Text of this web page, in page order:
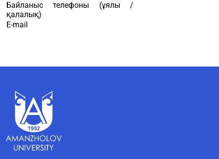
Байланыс телефоны (ұялы /
қалалық)
E-mail